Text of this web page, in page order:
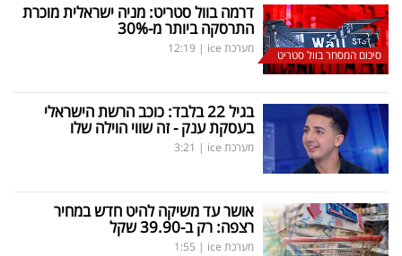
סיכום המסחר בוול סטריט
דרמה בוול סטריט: מניה ישראלית מוכרת
התרסקה ביותר מ-30%
מערכת ice |
12:19
בגיל 22 בלבד: כוכב הרשת הישראלי
בעסקת ענק - זה שווי הוילה שלו
מערכת ice |
3:21
אושר עד משיקה להיט חדש במחיר
רצפה: רק ב-39.90 שקל
מערכת ice |
1:55